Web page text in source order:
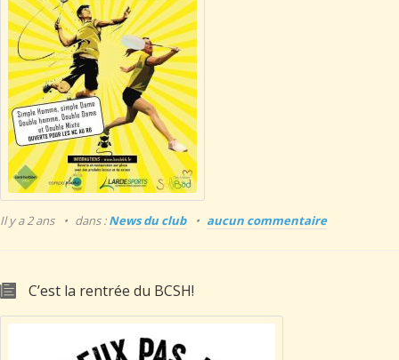
Il y a 2 ans dans :News du club aucun commentaire
C’est la rentrée du BCSH!